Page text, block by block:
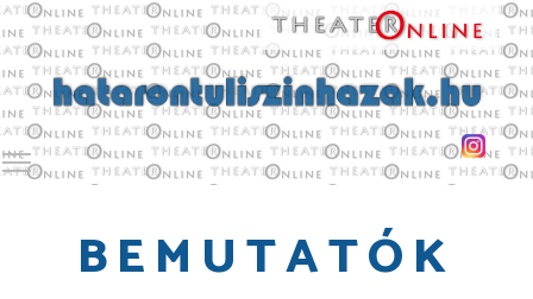
Toggle main menu visibility
BEMUTATÓK